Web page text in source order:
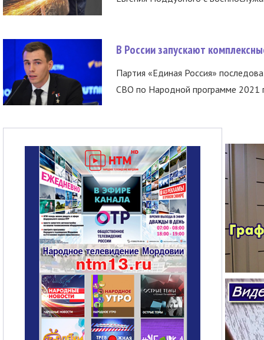
В России запускают
Партия «Единая Россия»
СВО по Народной программе 2021